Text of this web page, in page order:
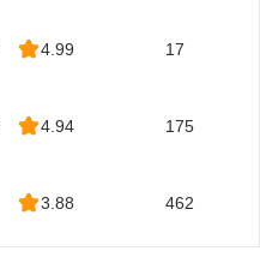
4.99 17
4.94 175
3.88 462